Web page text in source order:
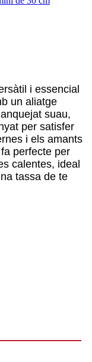
i essencial
un aliatge
suau,
per satisfer
i els amants
perfecte per
calentes, ideal
tassa de te